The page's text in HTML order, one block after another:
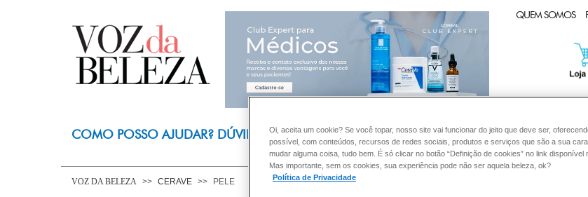
QUEM SOMOS
CLUB EXPERT
COMO POSSO AJUDAR? DÚVIDAS SOBRE: PELE DERMACLUB
VOZ DA BELEZA CERAVE PELE
Oi, aceita um cookie? Se você topar, nosso site vai funcionar do jeito que deve ser,
possível, com conteúdos, recursos de redes sociais, produtos e serviços que são a sua
mudar alguma coisa, tudo bem. É só clicar no botão “Definição de cookies” no link disponível
Mas importante, sem os cookies, sua experiência pode não ser aquela beleza, ok?
Política de Privacidade